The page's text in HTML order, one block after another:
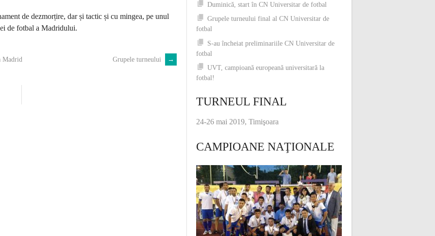
de dezmorțire, dar și tactic și cu mingea, pe unul
de fotbal a Madridului.
Madrid Grupele turneului →
Duminică, start în CN Universitar de fotbal
Grupele turneului final al CN Universitar de
fotbal
S-au încheiat preliminariile CN Universitar de
fotbal
UVT, campioană europeană universitară la
fotbal!
TURNEUL FINAL
24-26 mai 2019, Timişoara
CAMPIOANE NAŢIONALE